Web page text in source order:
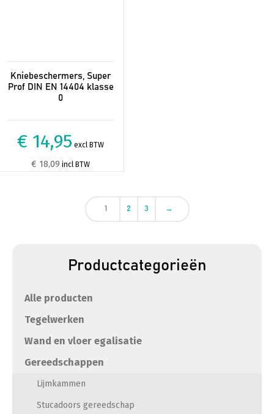
Kniebeschermers, Super
Prof DIN EN 14404 klasse
0
€ 14,95 excl BTW
€ 18,09 incl BTW
1 2 3 →
Productcategorieën
Alle producten
Tegelwerken
Wand en vloer egalisatie
Gereedschappen
Lijmkammen
Stucadoors gereedschap